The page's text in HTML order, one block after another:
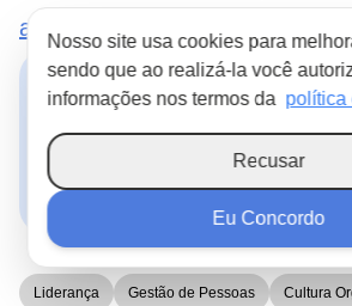
Nosso site usa cookies para
sendo que ao realizá-la você
informações nos termos da política
Recusar
Eu Concordo
agende uma demonstração
Liderança Gestão de Pessoas Cultura